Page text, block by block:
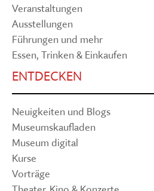
Veranstaltungen
Ausstellungen
Führungen und mehr
Essen, Trinken & Einkaufen
ENTDECKEN
Neuigkeiten und Blogs
Museumskaufladen
Museum digital
Kurse
Vorträge